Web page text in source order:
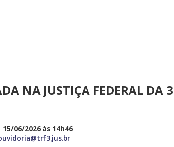
NA JUSTIÇA FEDERAL DA
15/06/2026 às 14h46